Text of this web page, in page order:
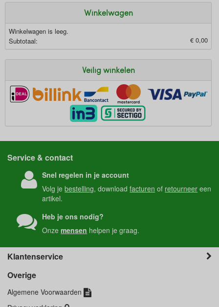
Winkelwagen
Winkelwagen is leeg.
Subtotaal:
€ 0,00
Veilig winkelen
Service & contact
Snel regelen in je account
Volg jebestelling, downloadfacturen of retourneer een
artikel.
Heb je ons nodig?
Onzemensen helpen je graag.
Klantenservice
Overige
Algemene Voorwaarden